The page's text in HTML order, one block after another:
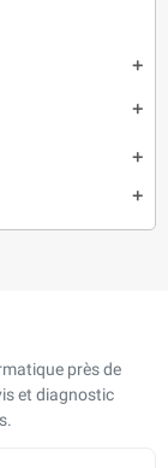
add
add
add
add
près de
et diagnostic